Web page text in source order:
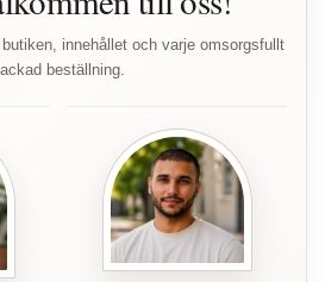
innehållet och varje omsorgsfullt
beställning.